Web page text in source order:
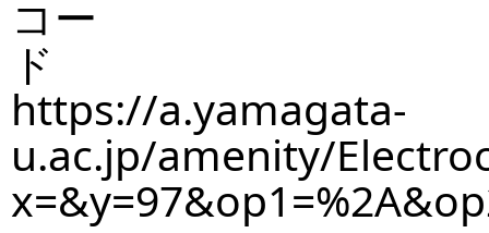
https://a.yamagata-
u.ac.jp/amenity/